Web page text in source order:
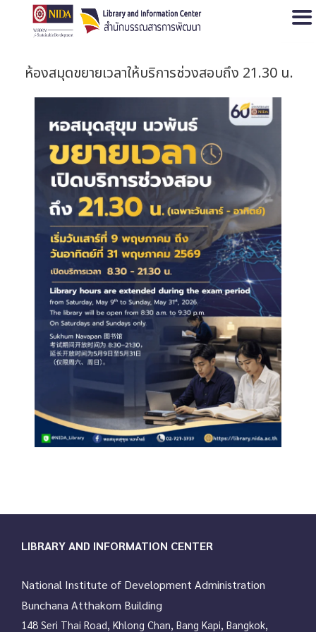
ห้องสมุดขยายเวลาให้บริการช่วงสอบถึง 21.30 น.
LIBRARY AND INFORMATION CENTER
National Institute of Development Administration
Bunchana Atthakorn Building
148 Seri Thai Road, Khlong Chan, Bang Kapi, Bangkok,